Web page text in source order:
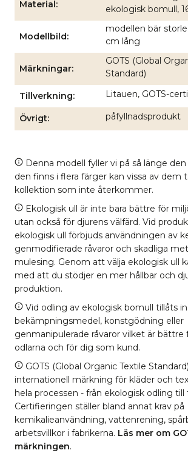
Material
ekologisk bomull,
Modellbild
modellen bär
cm lång
Märkningar
GOTS (Global
Standard)
Tillverkning Litauen, GOTS-
Övrigt påfyllnadsprodukt
Denna modell fyller vi på så länge
den finns i flera färger kan vissa av dem
kollektion som inte återkommer.
Ekologisk ull är inte bara bättre för
utan också för djurens välfärd. Vid
ekologisk ull förbjuds användningen av
genmodifierade råvaror och skadliga
mulesing. Genom att välja ekologisk ull
med att du stödjer en mer hållbar och
produktion.
Vid odling av ekologisk bomull tillåts
bekämpningsmedel, konstgödning eller
genmanipulerade råvaror vilket är bättre
odlarna och för dig som kund.
GOTS (Global Organic Textile
internationell märkning för kläder och
hela processen - från ekologisk odling
Certifieringen ställer bland annat krav på
kemikalieanvändning, vattenrening,
arbetsvillkor i fabrikerna. Läs mer om
märkningen.